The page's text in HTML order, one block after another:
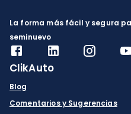
La forma más fácil y segura
seminuevo
ClikAuto
Blog
Comentarios y Sugerencias